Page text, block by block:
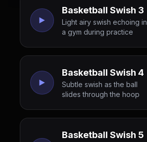
Basketball Swish 3
Light airy swish echoing in
a gym during practice
Basketball Swish 4
Subtle swish as the ball
slides through the hoop
Basketball Swish 5